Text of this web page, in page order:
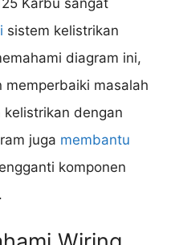
Karbu sangat
sistem kelistrikan
diagram ini,
masalah
dengan
juga membantu
komponen